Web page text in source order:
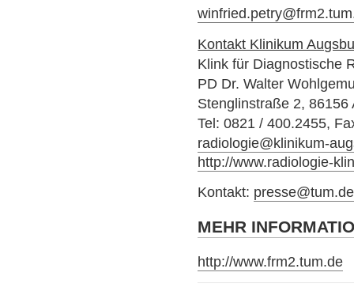
Kontakt Klinikum
Klink für Diagnostische
PD Dr. Walter
Stenglinstraße 2, 86156
Tel: 0821 / 400.2455,
radiologie@klinikum-
http://www.radiologie-
Kontakt: presse@tum.de
MEHR
http://www.frm2.tum.de